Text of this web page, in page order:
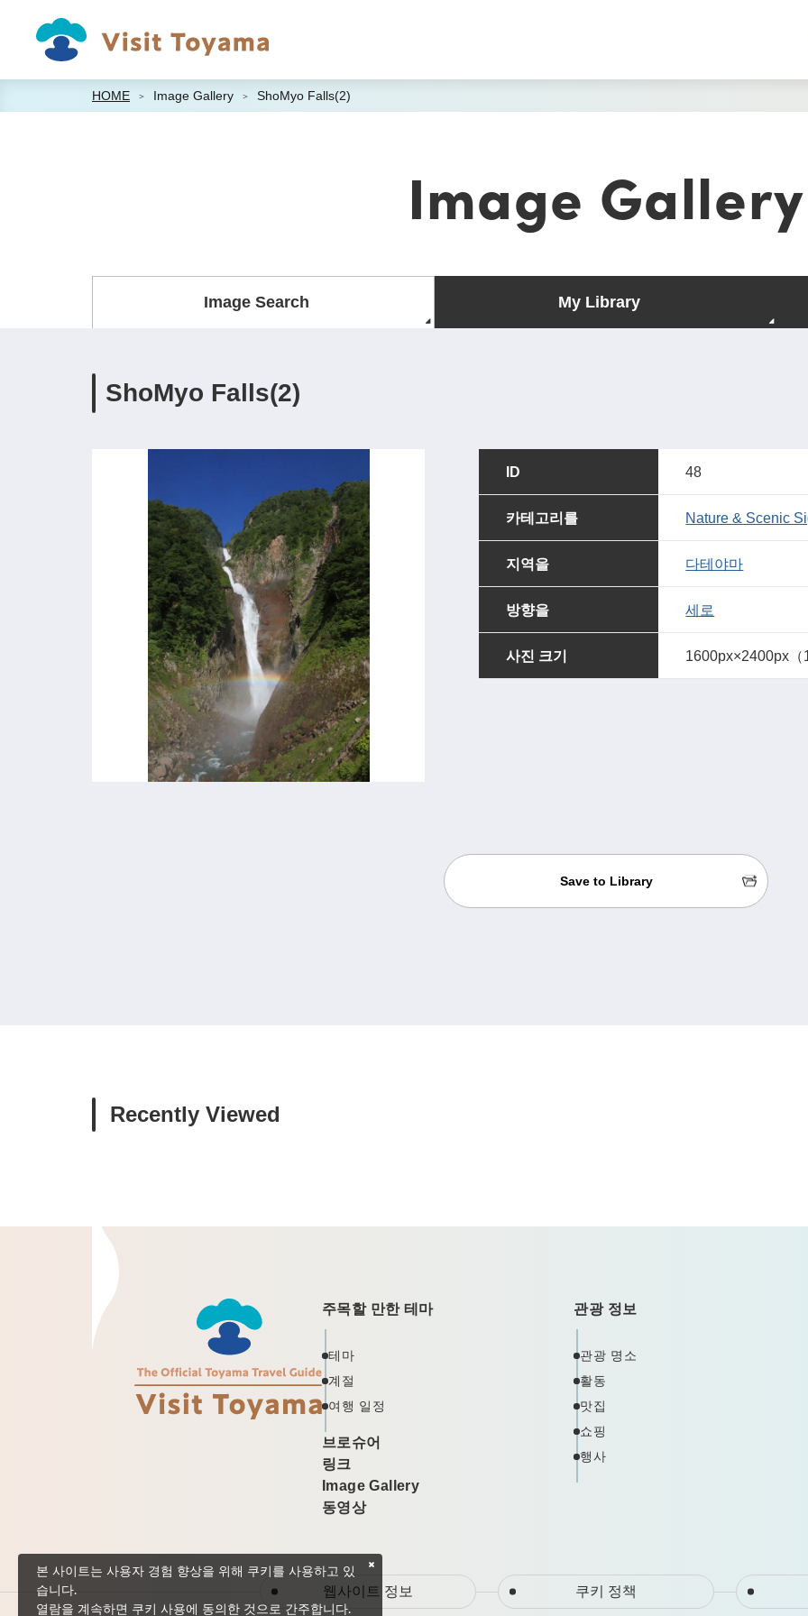
HOME Image Gallery ShoMyo Falls(2)
Image Gallery
Image Search My Library
ShoMyo Falls(2)
ID 48
카테고리를 Nature & Scenic
지역을 다테야마
방향을 세로
사진 크기 1600px×2400px（
Save to Library
Recently Viewed
주목할 만한 테마
테마
계절
여행 일정
브로슈어
링크
Image Gallery
동영상
관광 정보
관광 명소
활동
맛집
쇼핑
행사
웹사이트 정보 쿠키 정책
본 사이트는 사용자 경험 향상을 위해 쿠키를 사용하고 있
습니다.
열람을 계속하면 쿠키 사용에 동의한 것으로 간주합니다.